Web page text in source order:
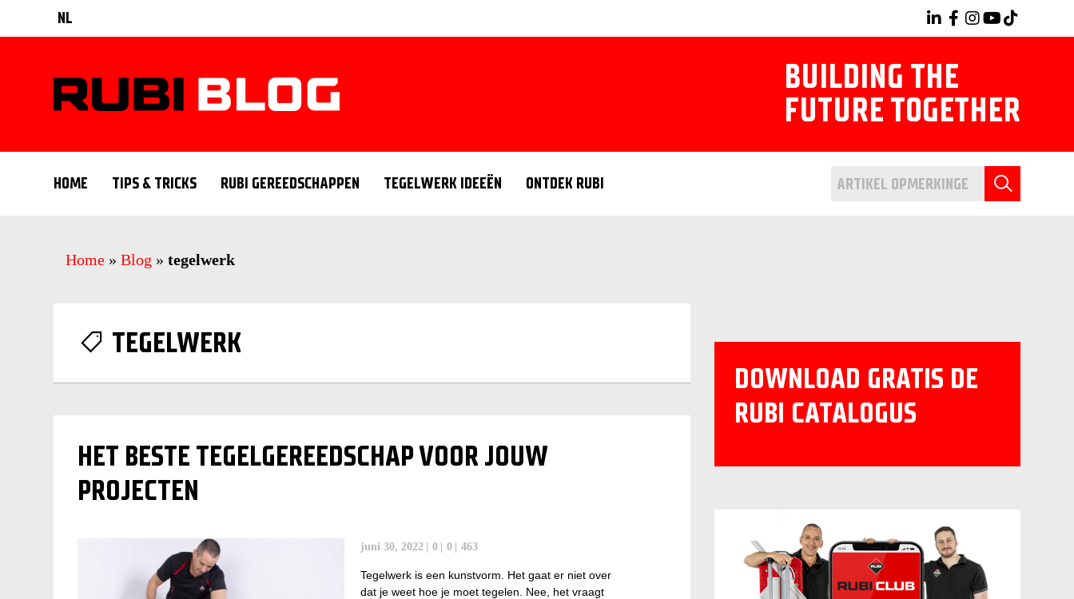
NL
BUILDING THE
FUTURE TOGETHER
HOME TIPS & TRICKS RUBI GEREEDSCHAPPEN TEGELWERK IDEEËN ONTDEK RUBI
Home » Blog » tegelwerk
TEGELWERK
HET BESTE TEGELGEREEDSCHAP VOOR JOUW
PROJECTEN
juni 30, 2022 0 0 463
Tegelwerk is een kunstvorm. Het gaat er niet over
dat je weet hoe je moet tegelen. Nee, het vraagt
DOWNLOAD GRATIS DE
RUBI CATALOGUS